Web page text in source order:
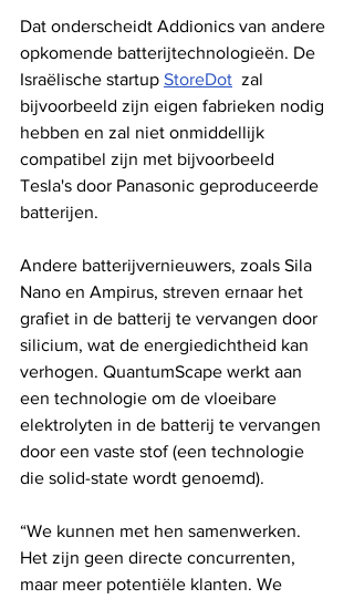
Dat onderscheidt Addionics van andere
opkomende batterijtechnologieën. De
Israëlische startup StoreDot
  zal
bijvoorbeeld zijn eigen fabrieken nodig
hebben en zal niet onmiddellijk
compatibel zijn met bijvoorbeeld
Tesla's door Panasonic geproduceerde
batterijen.
Andere batterijvernieuwers, zoals Sila
Nano en Ampirus, streven ernaar het
grafiet in de batterij te vervangen door
silicium, wat de energiedichtheid kan
verhogen. QuantumScape werkt aan
een technologie om de vloeibare
elektrolyten in de batterij te vervangen
door een vaste stof (een technologie
die solid-state wordt genoemd).
“We kunnen met hen samenwerken.
Het zijn geen directe concurrenten,
maar meer potentiële klanten. We